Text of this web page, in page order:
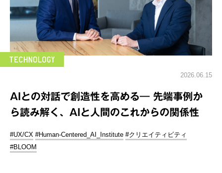
2026.06.15
AIとの対話で創造性を高める― 先端事例か
ら読み解く、AIと人間のこれからの関係性
#UX/CX #Human-Centered_AI_Institute #クリエイティビティ
#BLOOM